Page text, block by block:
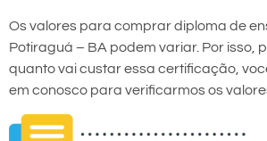
Os valores para comprar diploma de
Potiraguá – BA podem variar. Por isso,
quanto vai custar essa certificação,
em conosco para verificarmos os